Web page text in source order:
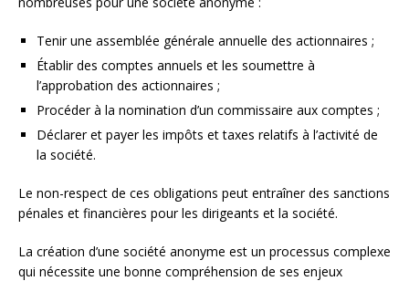
Tenir une assemblée générale annuelle des actionnaires ;
Établir des comptes annuels et les soumettre à
l’approbation des actionnaires ;
Procéder à la nomination d’un commissaire aux comptes ;
Déclarer et payer les impôts et taxes relatifs à l’activité de
la société.
Le non-respect de ces obligations peut entraîner des sanctions
pénales et financières pour les dirigeants et la société.
La création d’une société anonyme est un processus complexe
qui nécessite une bonne compréhension de ses enjeux